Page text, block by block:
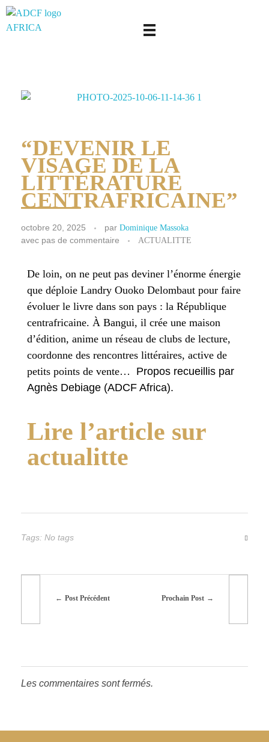
“DEVENIR LE
VISAGE DE LA
LITTÉRATURE
CENTRAFRICAINE”
octobre 20, 2025 par Dominique Massoka
avec pas de commentaire ACTUALITTE
De loin, on ne peut pas deviner l’énorme énergie
que déploie Landry Ouoko Delombaut pour faire
évoluer le livre dans son pays : la République
centrafricaine. À Bangui, il crée une maison
d’édition, anime un réseau de clubs de lecture,
coordonne des rencontres littéraires, active de
petits points de vente…
Propos recueillis par
Agnès Debiage (ADCF Africa).
Lire l’article sur
actualitte
Tags: No tags
Post Précédent Prochain Post
Les commentaires sont fermés.